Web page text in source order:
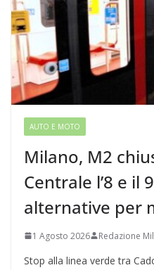
AUTO E MOTO
Milano, M2
Centrale l’8 e il
alternative per
1 Agosto 2026 Redazione
Stop alla linea verde tra